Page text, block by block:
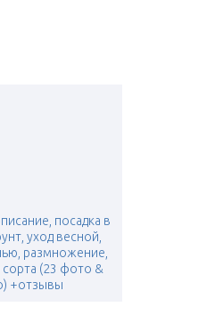
посадка в
уход весной,
размножение,
(23 фото &
+отзывы